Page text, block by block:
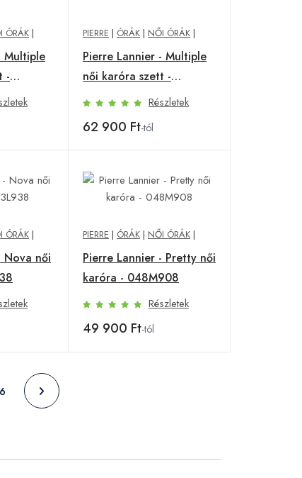
ÓRÁK |
Multiple
-
PIERRE | ÓRÁK | NŐI ÓRÁK |
Pierre Lannier - Multiple
női karóra szett -
175F988
Részletek
62 900 Ft-tól
ÓRÁK |
Nova női
PIERRE | ÓRÁK | NŐI ÓRÁK |
Pierre Lannier - Pretty női
karóra - 048M908
Részletek
49 900 Ft-tól
6